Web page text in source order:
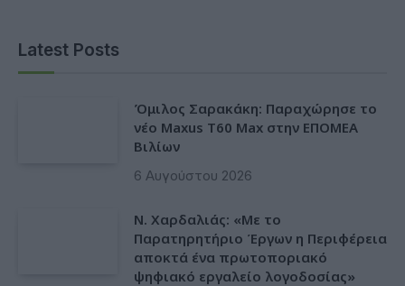
Latest Posts
Όμιλος Σαρακάκη: Παραχώρησε το
νέο Maxus T60 Max στην ΕΠΟΜΕΑ
Βιλίων
6 Αυγούστου 2026
Ν. Χαρδαλιάς: «Με το
Παρατηρητήριο Έργων η Περιφέρεια
αποκτά ένα πρωτοποριακό
ψηφιακό εργαλείο λογοδοσίας»